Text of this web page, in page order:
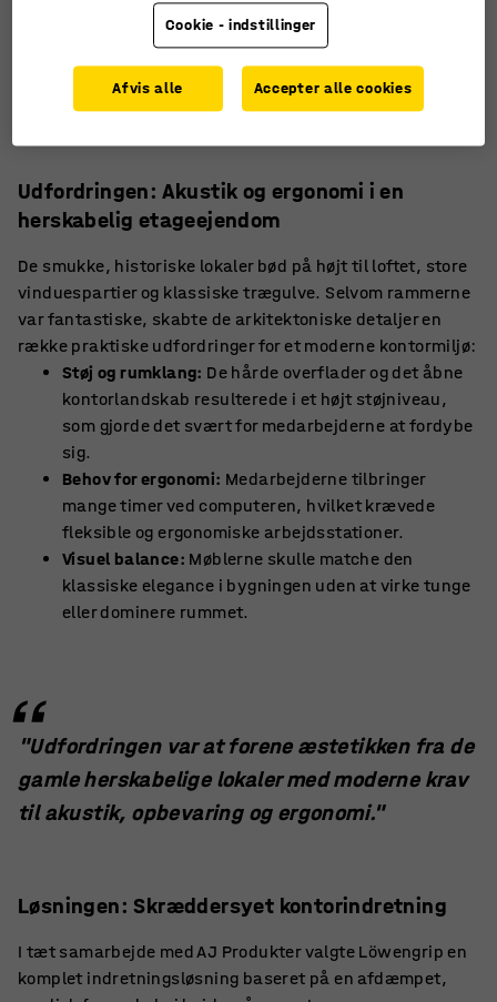
Udfordringen: Akustik og ergonomi i en
herskabelig etageejendom
De smukke, historiske lokaler bød på højt til loftet, store
vinduespartier og klassiske trægulve. Selvom rammerne
var fantastiske, skabte de arkitektoniske detaljer en
række praktiske udfordringer for et moderne kontormiljø:
Støj og rumklang: De hårde overflader og det åbne
kontorlandskab resulterede i et højt støjniveau,
som gjorde det svært for medarbejderne at fordybe
sig.
Behov for ergonomi: Medarbejderne tilbringer
mange timer ved computeren, hvilket krævede
fleksible og ergonomiske arbejdsstationer.
Visuel balance: Møblerne skulle matche den
klassiske elegance i bygningen uden at virke tunge
eller dominere rummet.
"Udfordringen var at forene æstetikken fra de
gamle herskabelige lokaler med moderne krav
til akustik, opbevaring og ergonomi."
Løsningen: Skræddersyet kontorindretning
I tæt samarbejde med AJ Produkter valgte Löwengrip en
komplet indretningsløsning baseret på en afdæmpet,
Cookie - indstillinger
Afvis alle Accepter alle cookies